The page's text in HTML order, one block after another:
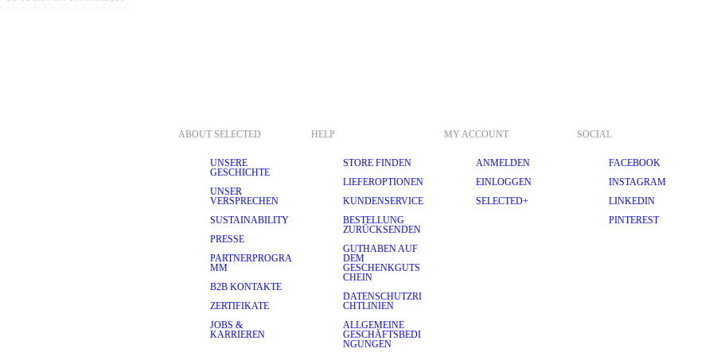
Erwartungen des
das weit über
außerdem
ABOUT SELECTED
UNSERE
GESCHICHTE
UNSER
VERSPRECHEN
SUSTAINABILITY
PRESSE
PARTNERPROGRA
MM
B2B KONTAKTE
ZERTIFIKATE
JOBS &
KARRIEREN
HELP
STORE FINDEN
LIEFEROPTIONEN
KUNDENSERVICE
BESTELLUNG
ZURÜCKSENDEN
GUTHABEN AUF
DEM
GESCHENKGUTS
CHEIN
DATENSCHUTZRI
CHTLINIEN
ALLGEMEINE
GESCHÄFTSBEDI
NGUNGEN
MY ACCOUNT
ANMELDEN
EINLOGGEN
SELECTED+
SOCIAL
FACEBOOK
INSTAGRAM
LINKEDIN
PINTEREST